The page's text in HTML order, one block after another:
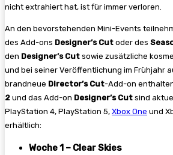
nicht extrahiert hat, ist für immer verloren.
An den bevorstehenden Mini-Events
des Add-ons Designer’s Cut oder des
den Designer’s Cut sowie zusätzliche
und bei seiner Veröffentlichung im Frühjahr
brandneue Director’s Cut-Add-on
2 und das Add-on Designer’s Cut sind
PlayStation 4, PlayStation 5, Xbox One und
erhältlich:
Woche 1 – Clear Skies